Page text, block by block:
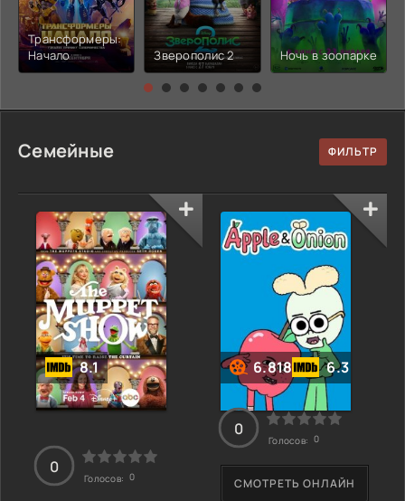
Трансформеры:
Начало
Зверополис 2 Ночь в зоопарке
Семейные
8.1
0
Голосов: 0
6.818 6.3
СМОТРЕТЬ ОНЛАЙН
0
Голосов: 0